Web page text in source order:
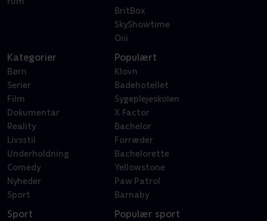
BritBox
SkyShowtime
Oiii
Kategorier
Børn
Serier
Film
Dokumentar
Reality
Livsstil
Underholdning
Comedy
Nyheder
Sport
Populært
Klovn
Badehotellet
Sygeplejeskolen
X Factor
Bachelor
Forræder
Bachelorette
Yellowstone
Paw Patrol
Barnaby
Sport Populær sport